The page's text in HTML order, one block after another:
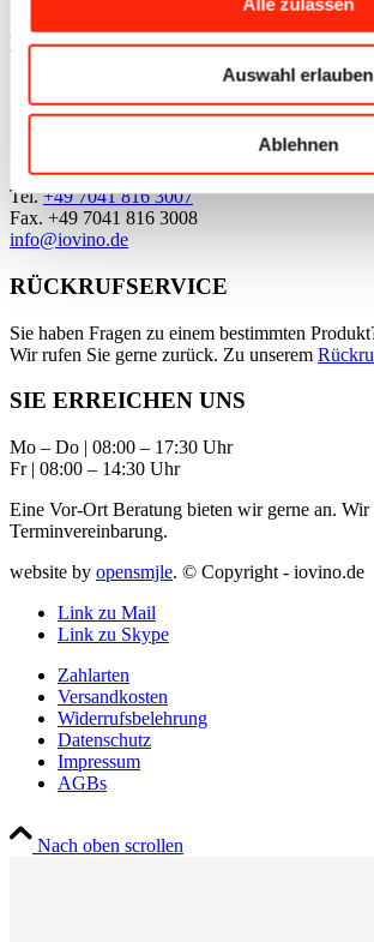
Auswahl erlauben
Ablehnen
KONTAKT
IOVINO-Gruppe
Industriestr. 17
Tel.+49 7041 816 3007
Fax. +49 7041 816 3008
info@iovino.de
RÜCKRUFSERVICE
Sie haben Fragen zu einem bestimmten
Wir rufen Sie gerne zurück. Zu unserem
SIE ERREICHEN UNS
Mo – Do | 08:00 – 17:30 Uhr
Fr | 08:00 – 14:30 Uhr
Eine Vor-Ort Beratung bieten wir gerne an. Wir
Terminvereinbarung.
website by opensmjle. © Copyright - iovino.de
Link zu Mail
Link zu Skype
Zahlarten
Versandkosten
Widerrufsbelehrung
Datenschutz
Impressum
AGBs
Nach oben scrollen